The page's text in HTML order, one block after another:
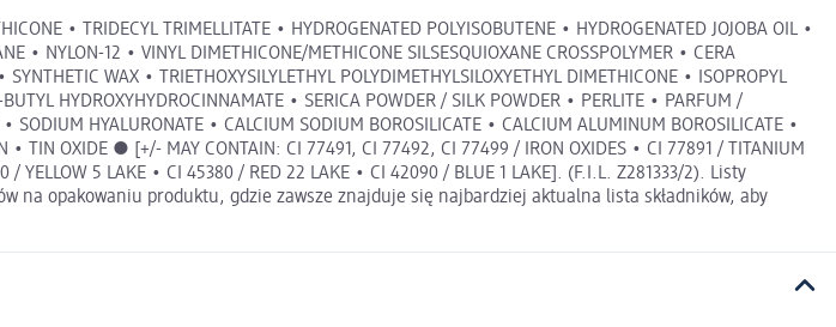
• TRIDECYL TRIMELLITATE • HYDROGENATED POLYISOBUTENE • HYDROGENATED JOJOBA OIL •
• NYLON-12 • VINYL DIMETHICONE/METHICONE SILSESQUIOXANE CROSSPOLYMER • CERA
WAX • TRIETHOXYSILYLETHYL POLYDIMETHYLSILOXYETHYL DIMETHICONE • ISOPROPYL
HYDROXYHYDROCINNAMATE • SERICA POWDER / SILK POWDER • PERLITE • PARFUM /
HYALURONATE • CALCIUM SODIUM BOROSILICATE • CALCIUM ALUMINUM BOROSILICATE •
• TIN OXIDE ● [+/- MAY CONTAIN: CI 77491, CI 77492, CI 77499 / IRON OXIDES • CI 77891 / TITANIUM
YELLOW 5 LAKE • CI 45380 / RED 22 LAKE • CI 42090 / BLUE 1 LAKE]. (F.I.L. Z281333/2). Listy
na opakowaniu produktu, gdzie zawsze znajduje się najbardziej aktualna lista składników, aby